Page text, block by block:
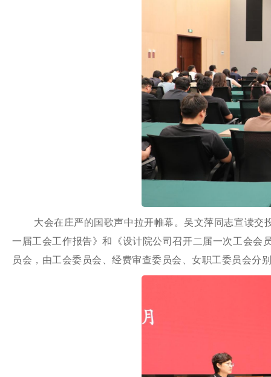
大会在庄严的国歌声中拉开帷幕。吴文萍同志宣读
一届工会工作报告》和《设计院公司召开二届一次工会会
员会，由工会委员会、经费审查委员会、女职工委员会分